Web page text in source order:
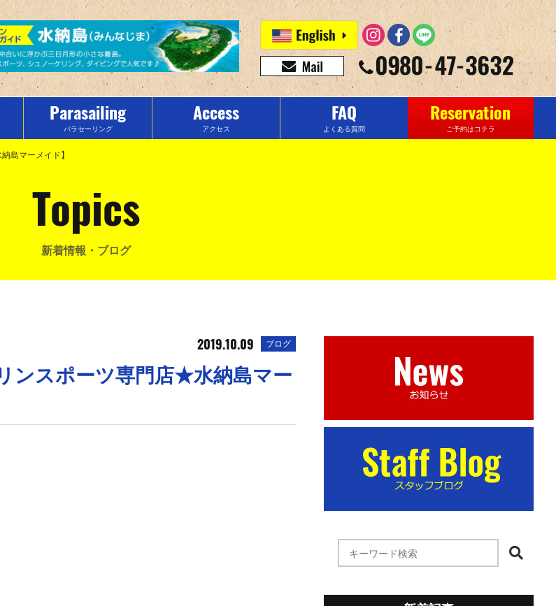
Parasailing
パラセーリング
Access
アクセス
FAQ
よくある質問
Reservation
ご予約はコチラ
島マーメイド】
Topics
新着情報・ブログ
2019.10.09 ブログ
ンスポーツ専門店★水納島マー